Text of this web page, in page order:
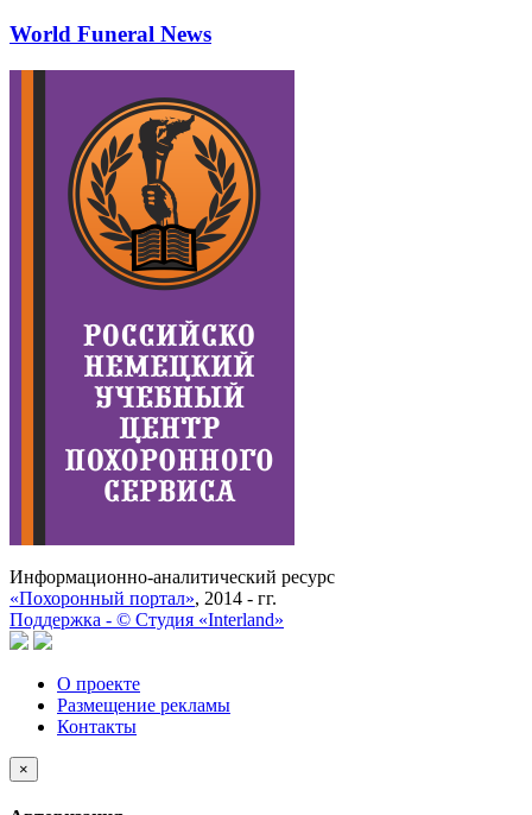
World Funeral News
Информационно-аналитический ресурс
«Похоронный портал», 2014 - гг.
Поддержка - © Cтудия «Interland»
О проекте
Размещение рекламы
Контакты
×